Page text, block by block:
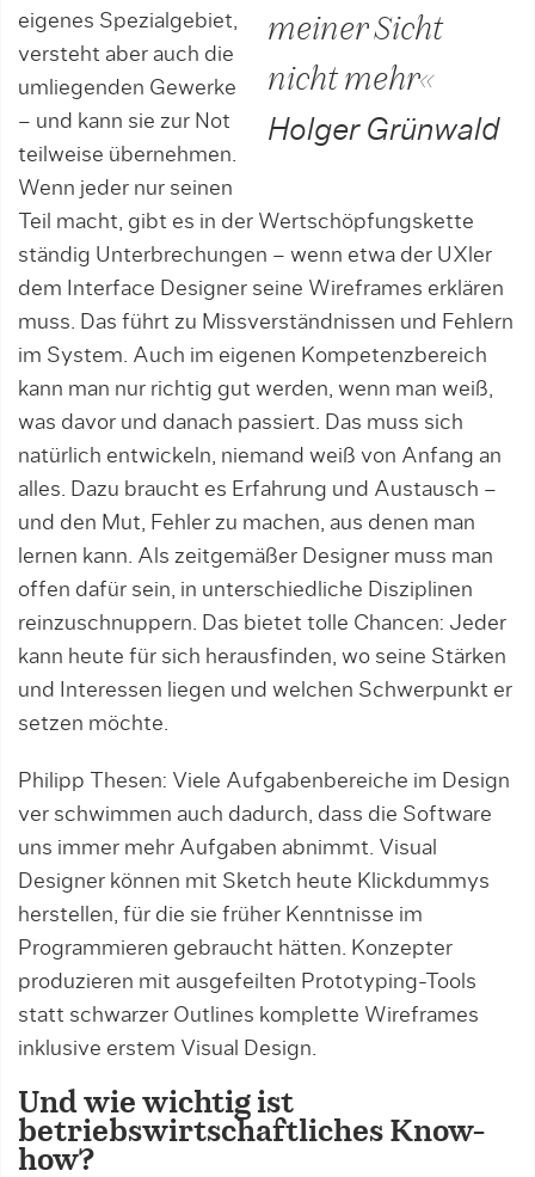
meiner Sicht
nicht mehr«
Holger Grünwald
eigenes Spezialgebiet,
versteht aber auch die
umliegenden Gewerke
– und kann sie zur Not
teilweise übernehmen.
Wenn jeder nur seinen
Teil macht, gibt es in der Wertschöpfungskette
ständig Unterbrechungen – wenn etwa der UXler
dem Interface Designer seine Wireframes erklären
muss. Das führt zu Missverständnissen und Fehlern
im System. Auch im eigenen Kompetenzbereich
kann man nur richtig gut werden, wenn man weiß,
was davor und danach passiert. Das muss sich
natürlich entwickeln, niemand weiß von Anfang an
alles. Dazu braucht es Erfahrung und Austausch –
und den Mut, Fehler zu machen, aus denen man
lernen kann. Als zeitgemäßer Designer muss man
offen dafür sein, in unterschiedliche Disziplinen
reinzuschnuppern. Das bietet tolle Chancen: Jeder
kann heute für sich herausfinden, wo seine Stärken
und Interessen liegen und welchen Schwerpunkt er
setzen möchte.
Philipp Thesen: Viele Aufgabenbereiche im Design
ver schwimmen auch dadurch, dass die Software
uns immer mehr Aufgaben abnimmt. Visual
Designer können mit Sketch heute Klickdummys
herstellen, für die sie früher Kenntnisse im
Programmieren gebraucht hätten. Konzepter
produzieren mit ausgefeilten Prototyping-Tools
statt schwarzer Outlines komplette Wireframes
inklusive erstem Visual Design.
Und wie wichtig ist
betriebswirtschaftliches Know-
how?